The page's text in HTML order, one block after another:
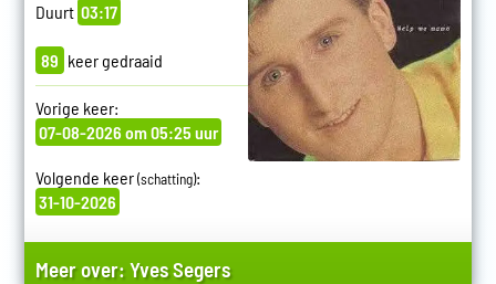
Duurt 03:17
89 keer gedraaid
Vorige keer:
07-08-2026 om 05:25 uur
Volgende keer(schatting):
31-10-2026
Meer over:Yves Segers